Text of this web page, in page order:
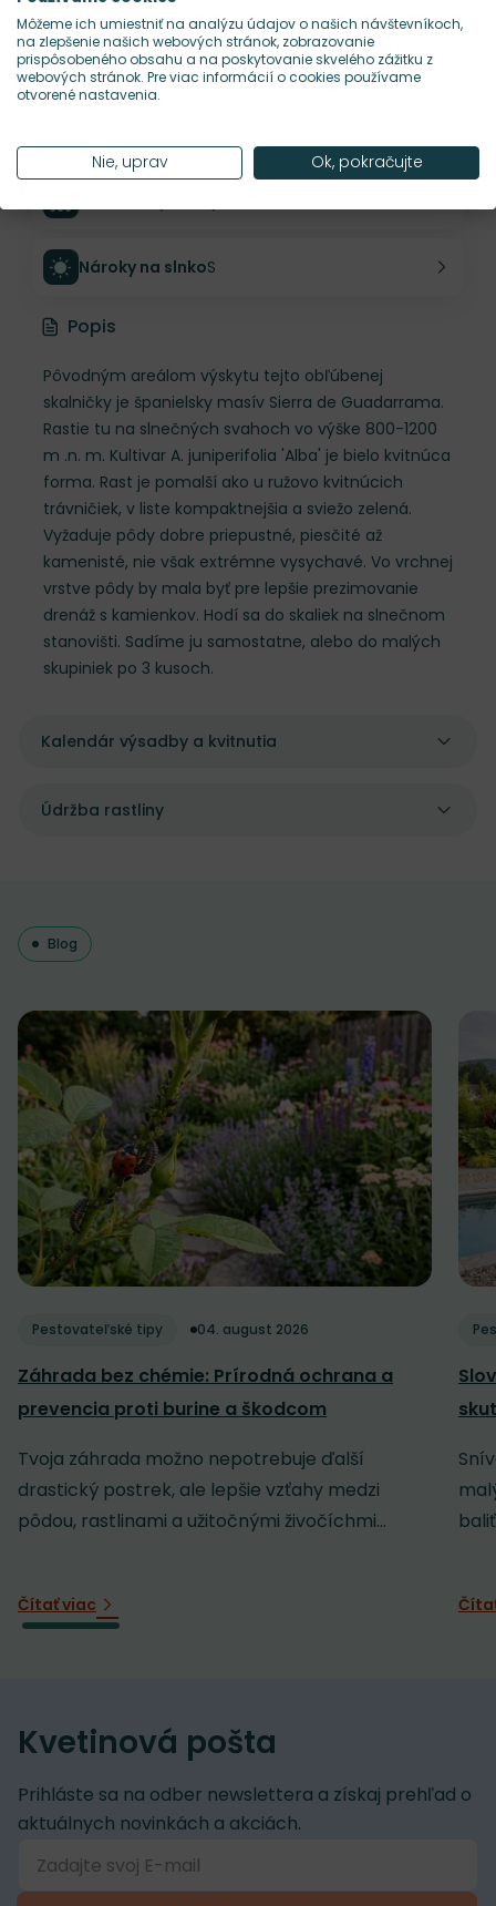
Šírka rastliny 10 cm
Nároky na slnkoS
Popis
Pôvodným areálom výskytu tejto obľúbenej
skalničky je španielsky masív Sierra de Guadarrama.
Rastie tu na slnečných svahoch vo výške 800-1200
m .n. m. Kultivar A. juniperifolia 'Alba' je bielo kvitnúca
forma. Rast je pomalší ako u ružovo kvitnúcich
trávničiek, v liste kompaktnejšia a sviežo zelená.
Vyžaduje pôdy dobre priepustné, piesčité až
kamenisté, nie však extrémne vysychavé. Vo vrchnej
vrstve pôdy by mala byť pre lepšie prezimovanie
drenáž s kamienkov. Hodí sa do skaliek na slnečnom
stanovišti. Sadíme ju samostatne, alebo do malých
skupiniek po 3 kusoch.
Kalendár výsadby a kvitnutia
Údržba rastliny
Blog
Pestovateľské tipy 04. august 2026
Záhrada bez chémie: Prírodná ochrana a
prevencia proti burine a škodcom
Tvoja záhrada možno nepotrebuje ďalší
drastický postrek, ale lepšie vzťahy medzi
pôdou, rastlinami a užitočnými živočíchmi...
Čítať viac
Kvetinová pošta
Prihláste sa na odber newslettera a získaj prehľad o
aktuálnych novinkách a akciách.
Môžeme ich umiestniť na analýzu údajov o našich návštevníkoch,
na zlepšenie našich webových stránok, zobrazovanie
prispôsobeného obsahu a na poskytovanie skvelého zážitku z
webových stránok. Pre viac informácií o cookies používame
otvorené nastavenia.
Nie, uprav Ok, pokračujte